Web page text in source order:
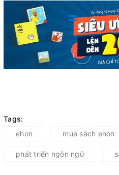
Tags:
ehon
mua sách ehon
phát triển ngôn ngữ